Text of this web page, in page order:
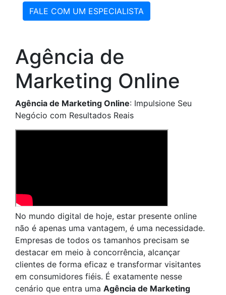
FALE COM UM ESPECIALISTA
Agência de
Marketing Online
Agência de Marketing Online: Impulsione Seu
Negócio com Resultados Reais
No mundo digital de hoje, estar presente online
não é apenas uma vantagem, é uma necessidade.
Empresas de todos os tamanhos precisam se
destacar em meio à concorrência, alcançar
clientes de forma eficaz e transformar visitantes
em consumidores fiéis. É exatamente nesse
cenário que entra uma Agência de Marketing